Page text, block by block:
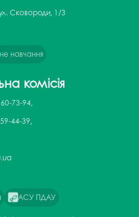
Сковороди, 1/3
навчання
комісія
73-94,
44-39,
АСУ ПДАУ